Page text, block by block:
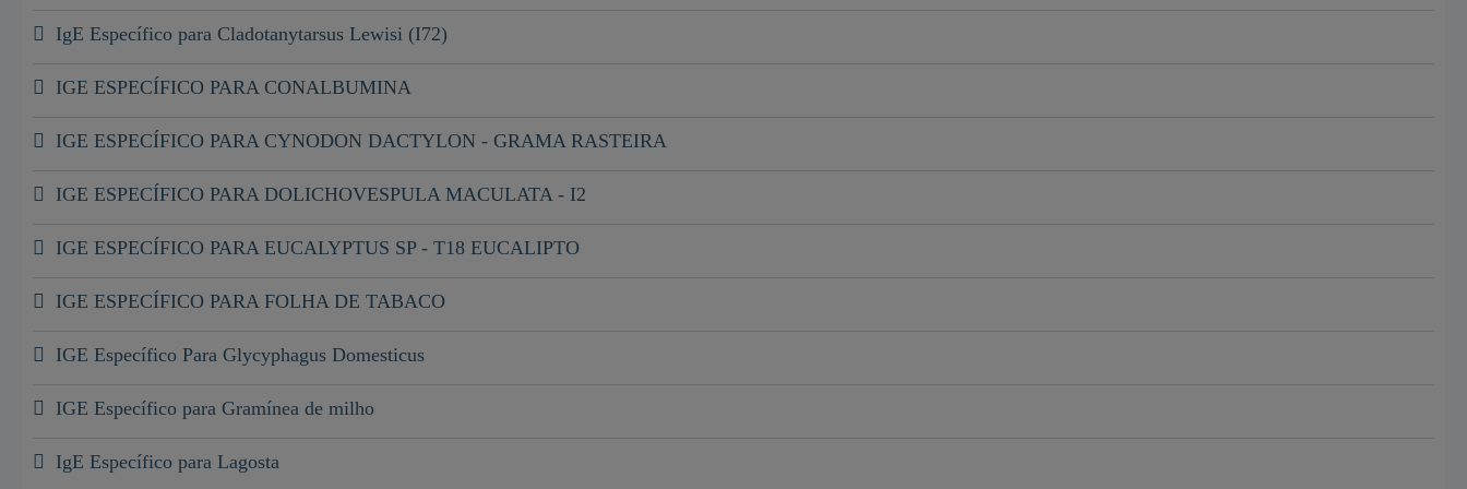
IgE Específico para Cladotanytarsus Lewisi (I72)
IGE ESPECÍFICO PARA CONALBUMINA
IGE ESPECÍFICO PARA CYNODON DACTYLON - GRAMA RASTEIRA
IGE ESPECÍFICO PARA DOLICHOVESPULA MACULATA - I2
IGE ESPECÍFICO PARA EUCALYPTUS SP - T18 EUCALIPTO
IGE ESPECÍFICO PARA FOLHA DE TABACO
IGE Específico Para Glycyphagus Domesticus
IGE Específico para Gramínea de milho
IgE Específico para Lagosta